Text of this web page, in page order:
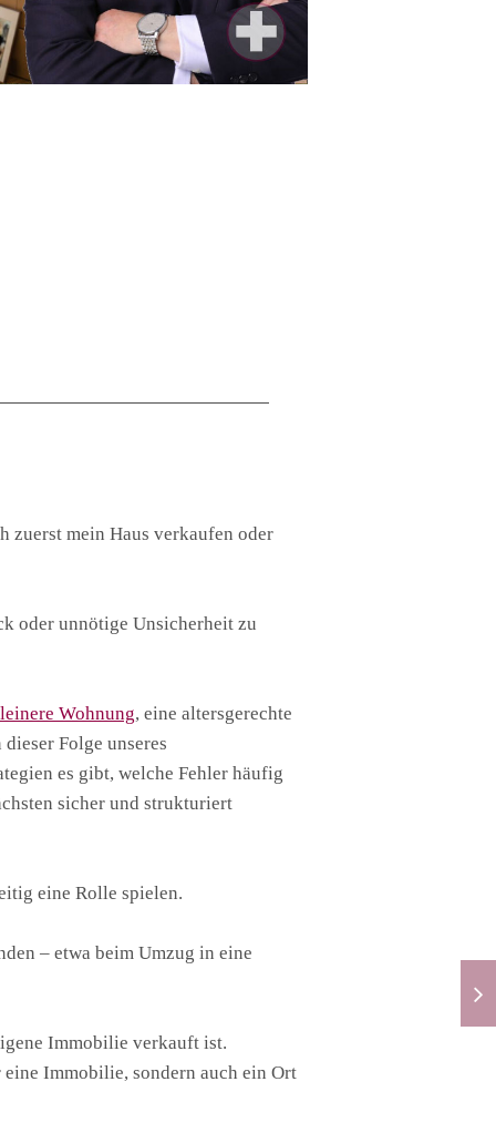
zuerst mein Haus verkaufen oder
oder unnötige Unsicherheit zu
Wohnung, eine altersgerechte
Folge unseres
es gibt, welche Fehler häufig
sicher und strukturiert
eine Rolle spielen.
– etwa beim Umzug in eine
Immobilie verkauft ist.
Immobilie, sondern auch ein Ort